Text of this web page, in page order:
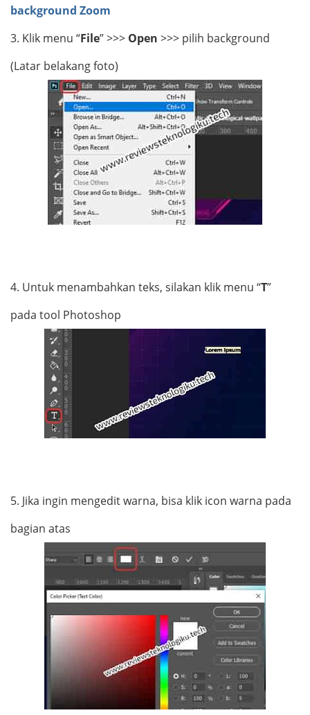
background Zoom
3. Klik menu “File” >>> Open >>> pilih background
(Latar belakang foto)
4. Untuk menambahkan teks, silakan klik menu “T”
pada tool Photoshop
5. Jika ingin mengedit warna, bisa klik icon warna pada
bagian atas